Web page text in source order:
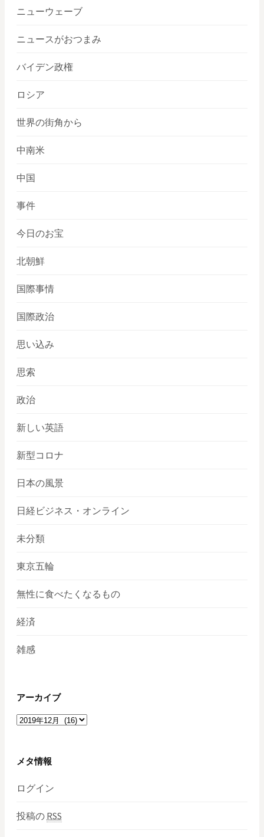
ニューウェーブ
ニュースがおつまみ
バイデン政権
ロシア
世界の街角から
中南米
中国
事件
今日のお宝
北朝鮮
国際事情
国際政治
思い込み
思索
政治
新しい英語
新型コロナ
日本の風景
日経ビジネス・オンライン
未分類
東京五輪
無性に食べたくなるもの
経済
雑感
アーカイブ
ア
イ
メタ情報
ログイン
投稿の RSS